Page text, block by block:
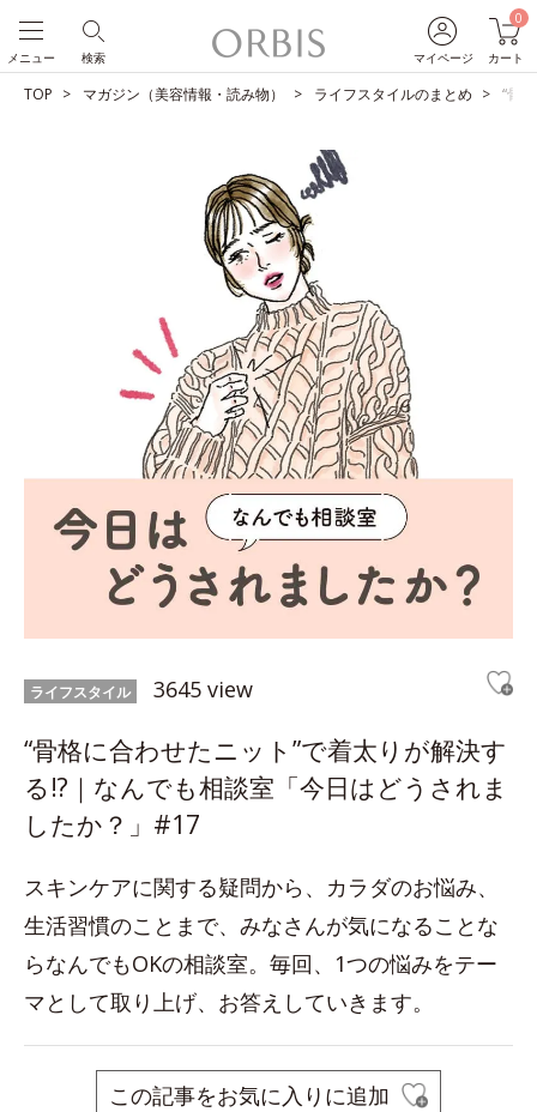
マイページ
0
カート
検索
メニュー
TOP マガジン（美容情報・読み物） ライフスタイルのまとめ “骨
ライフスタイル 3645 view
“骨格に合わせたニット”で着太りが解決す
る!?｜なんでも相談室「今日はどうされま
したか？」#17
スキンケアに関する疑問から、カラダのお悩み、
生活習慣のことまで、みなさんが気になることな
らなんでもOKの相談室。毎回、1つの悩みをテー
マとして取り上げ、お答えしていきます。
この記事をお気に入りに追加